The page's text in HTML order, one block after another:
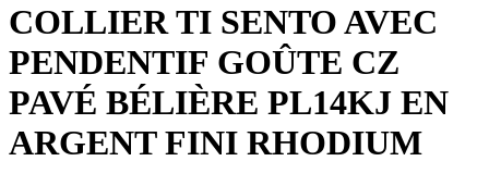
COLLIER TI SENTO AVEC
PENDENTIF GOÛTE CZ
PAVÉ BÉLIÈRE PL14KJ EN
ARGENT FINI RHODIUM